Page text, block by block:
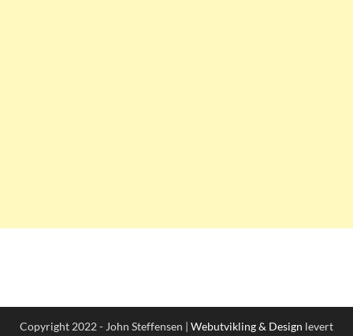
Copyright 2022 - John Steffensen | Webutvikling & Design levert